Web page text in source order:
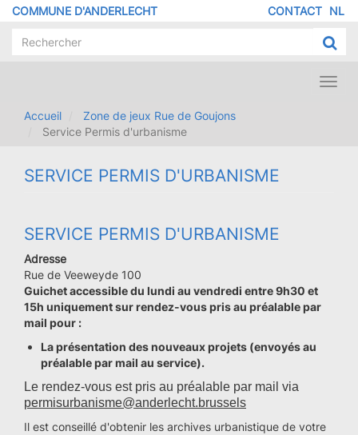
Aller
contenu
COMMUNE D'ANDERLECHT NL
DE
CONTACT
Accueil
Zone de jeux Rue de Goujons
Service Permis d'urbanisme
SERVICE PERMIS D'URBANISME
SERVICE PERMIS D'URBANISME
Adresse
Rue de Veeweyde 100
Guichet accessible du lundi au vendredi entre 9h30 et
15h uniquement sur rendez-vous pris au préalable par
mail pour :
La présentation des nouveaux projets (envoyés au
préalable par mail au service).
Le rendez-vous est pris au préalable par mail via
permisurbanisme@anderlecht.brussels
Il est conseillé d'obtenir les archives urbanistique de votre